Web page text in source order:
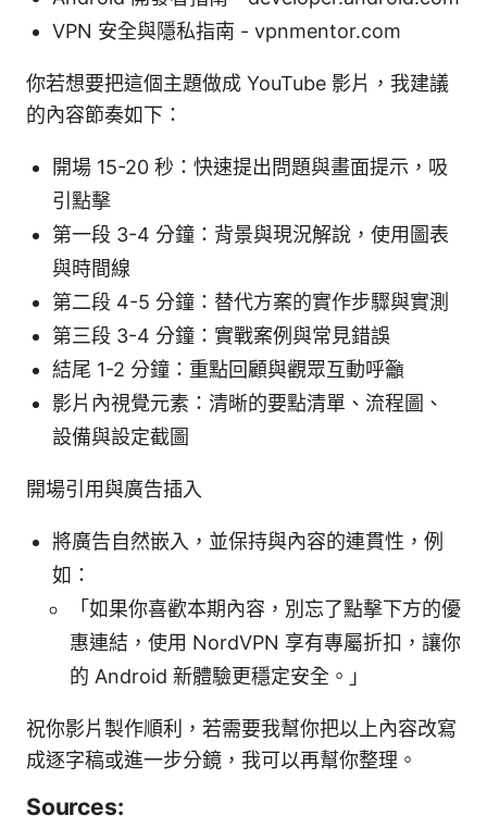
VPN 安全與隱私指南 - vpnmentor.com
你若想要把這個主題做成 YouTube 影片，我建議
的內容節奏如下：
開場 15-20 秒：快速提出問題與畫面提示，吸
引點擊
第一段 3-4 分鐘：背景與現況解說，使用圖表
與時間線
第二段 4-5 分鐘：替代方案的實作步驟與實測
第三段 3-4 分鐘：實戰案例與常見錯誤
結尾 1-2 分鐘：重點回顧與觀眾互動呼籲
影片內視覺元素：清晰的要點清單、流程圖、
設備與設定截圖
開場引用與廣告插入
將廣告自然嵌入，並保持與內容的連貫性，例
如：
「如果你喜歡本期內容，別忘了點擊下方的優
惠連結，使用 NordVPN 享有專屬折扣，讓你
的 Android 新體驗更穩定安全。」
祝你影片製作順利，若需要我幫你把以上內容改寫
成逐字稿或進一步分鏡，我可以再幫你整理。
Sources: